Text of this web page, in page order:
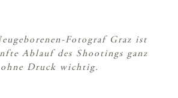
Fotograf Graz ist
Ablauf des Shootings ganz
ohne Druck wichtig.